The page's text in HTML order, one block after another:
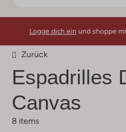
Logge dich ein und shoppe
Zurück
Espadrilles
Canvas
8 items